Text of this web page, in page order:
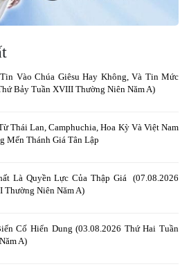
Vào Chúa Giêsu Hay Không, Và Tin Mức
Bảy Tuần XVIII Thường Niên Năm A)
Thái Lan, Camphuchia, Hoa Kỳ Và Việt Nam
Mến Thánh Giá Tân Lập
Là Quyền Lực Của Thập Giá (07.08.2026
Thường Niên Năm A)
Cố Hiển Dung (03.08.2026 Thứ Hai Tuần
A)